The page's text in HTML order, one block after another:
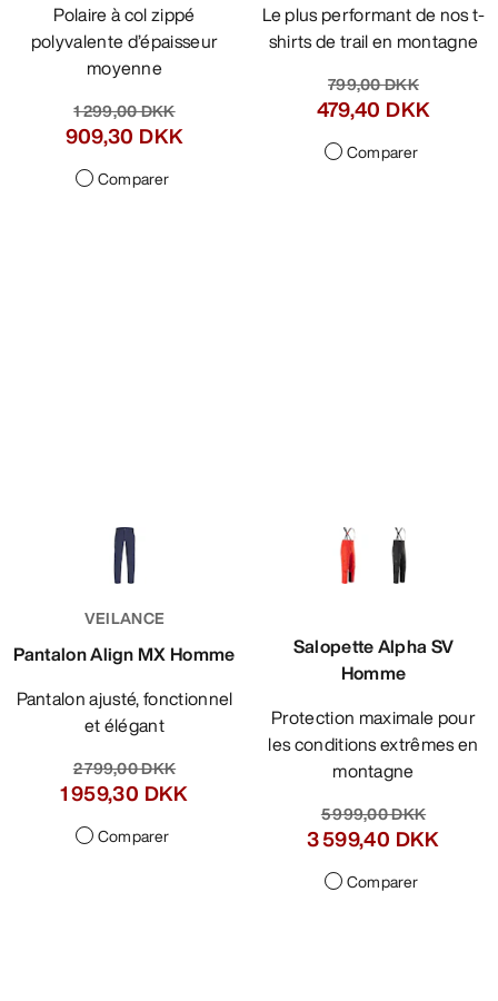
Polaire à col zippé
polyvalente d’épaisseur
moyenne
1 299,00 DKK
909,30 DKK
Comparer
Le plus performant de nos t-
shirts de trail en montagne
799,00 DKK
479,40 DKK
Comparer
VEILANCE
Pantalon Align MX Homme
Pantalon ajusté, fonctionnel
et élégant
2 799,00 DKK
1 959,30 DKK
Comparer
Salopette Alpha SV
Homme
Protection maximale pour
les conditions extrêmes en
montagne
5 999,00 DKK
3 599,40 DKK
Comparer